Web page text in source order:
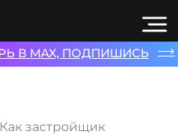
Как застройщик